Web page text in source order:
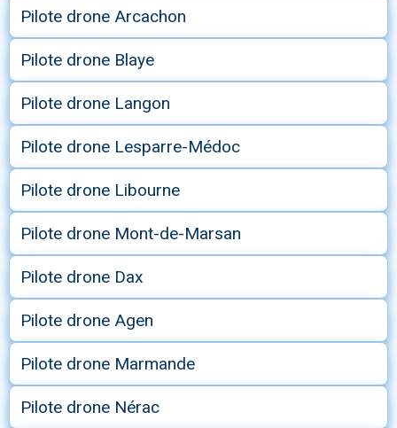
Pilote drone Arcachon
Pilote drone Blaye
Pilote drone Langon
Pilote drone Lesparre-Médoc
Pilote drone Libourne
Pilote drone Mont-de-Marsan
Pilote drone Dax
Pilote drone Agen
Pilote drone Marmande
Pilote drone Nérac